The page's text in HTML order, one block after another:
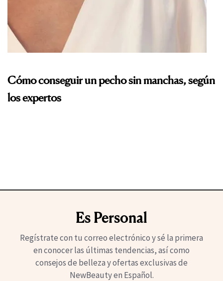
Cómo conseguir un pecho sin manchas, según
los expertos
Es Personal
Regístrate con tu correo electrónico y sé la primera
en conocer las últimas tendencias, así como
consejos de belleza y ofertas exclusivas de
NewBeauty en Español.